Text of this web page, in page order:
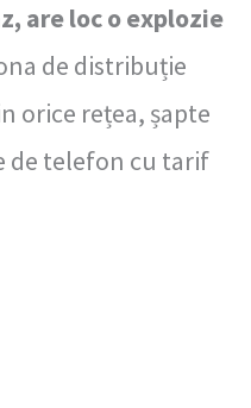
are loc o explozie
de distribuție
orice rețea, șapte
de telefon cu tarif